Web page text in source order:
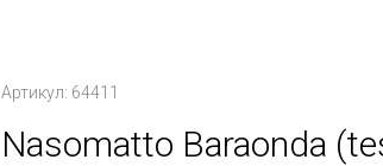
Артикул: 64411
Nasomatto Baraonda